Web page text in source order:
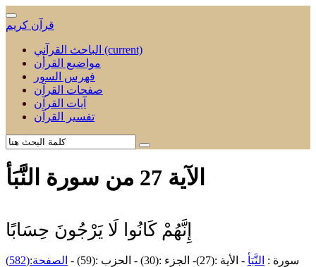
قرآن كريم
(current)
مواضيع القرأن
فهرس السور
صفحات القرآن
آيات القرآن
تفسير القرآن
الآية 27 من سورة النَّبَأ
إِنَّهُمْ كَانُوا لَا يَرْجُونَ حِسَابًا
سورة : النَّبَأ - الأية :(27)- الجزء :(30) - الحزب :(59) - الصفحة:(582)